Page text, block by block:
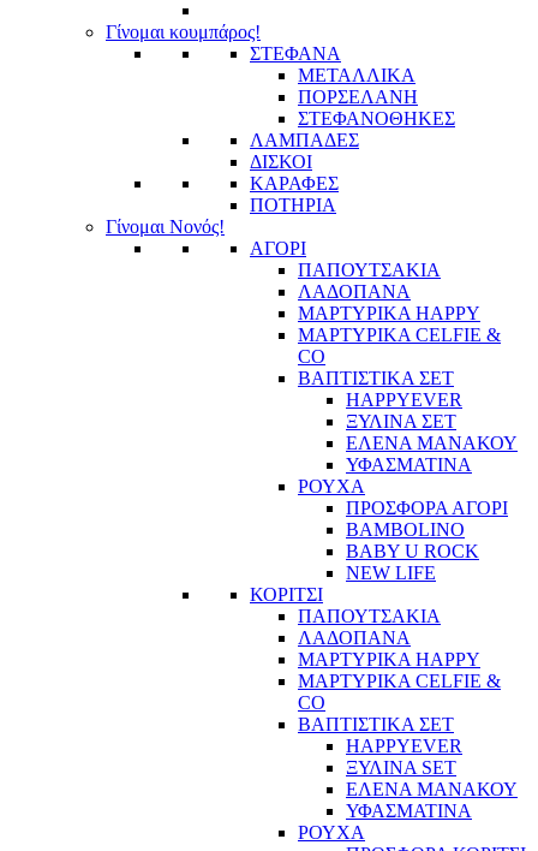
Γίνομαι κουμπάρος!
ΣΤΕΦΑΝΑ
ΜΕΤΑΛΛΙΚΑ
ΠΟΡΣΕΛΑΝΗ
ΣΤΕΦΑΝΟΘΗΚΕΣ
ΛΑΜΠΑΔΕΣ
ΔΙΣΚΟΙ
ΚΑΡΑΦΕΣ
ΠΟΤΗΡΙΑ
Γίνομαι Νονός!
ΑΓΟΡΙ
ΠΑΠΟΥΤΣΑΚΙΑ
ΛΑΔΟΠΑΝΑ
ΜΑΡΤΥΡΙΚΑ HAPPY
ΜΑΡΤΥΡΙΚΑ CELFIE &
CO
ΒΑΠΤΙΣΤΙΚΑ ΣΕΤ
HAPPYEVER
ΞΥΛΙΝΑ ΣΕΤ
ΕΛΕΝΑ ΜΑΝΑΚΟΥ
ΥΦΑΣΜΑΤΙΝΑ
ΡΟΥΧΑ
ΠΡΟΣΦΟΡΑ ΑΓΟΡΙ
BAMBOLINO
BABY U ROCK
NEW LIFE
ΚΟΡΙΤΣΙ
ΠΑΠΟΥΤΣΑΚΙΑ
ΛΑΔΟΠΑΝΑ
ΜΑΡΤΥΡΙΚΑ HAPPY
ΜΑΡΤΥΡΙΚΑ CELFIE &
CO
ΒΑΠΤΙΣΤΙΚΑ ΣΕΤ
HAPPYEVER
ΞΥΛΙΝΑ SET
ΕΛΕΝΑ ΜΑΝΑΚΟΥ
ΥΦΑΣΜΑΤΙΝΑ
ΡΟΥΧΑ